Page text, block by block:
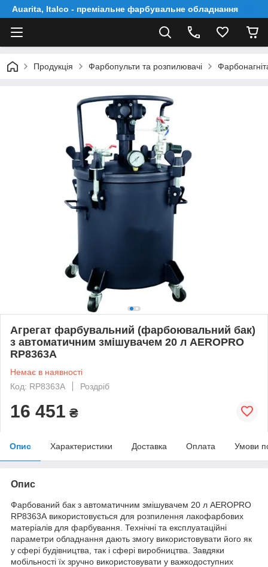
Auarita, Italco - преміальне фарбувальне обладнання
Продукція Фарбопульти та розпилювачі
Агрегат фарбувальний (фарбоювальний бак)
з автоматичним змішувачем 20 л AEROPRO
RP8363A
Немає в наявності
Код: RP8363A
Роздріб
16 451 ₴
Опис Характеристики Доставка Оплата Умови
Опис
Фарбований бак з автоматичним змішувачем 20 л AEROPRO
RP8363A використовується для розпилення лакофарбових
матеріалів для фарбування. Технічні та експлуатаційні
параметри обладнання дають змогу використовувати його як
у сфері будівництва, так і сфері виробництва. Завдяки
мобільності їх зручно використовувати у важкодоступних